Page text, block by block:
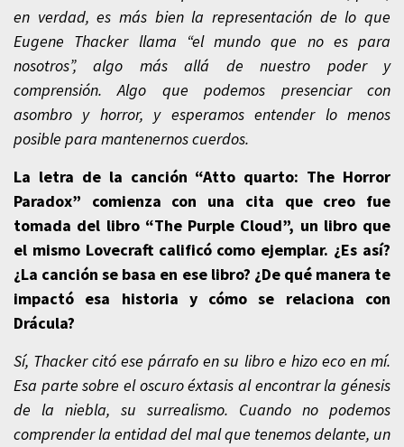
en verdad, es más bien la representación de lo que
Eugene Thacker llama “el mundo que no es para
nosotros”, algo más allá de nuestro poder y
comprensión. Algo que podemos presenciar con
asombro y horror, y esperamos entender lo menos
posible para mantenernos cuerdos.
La letra de la canción “Atto quarto: The Horror
Paradox” comienza con una cita que creo fue
tomada del libro “The Purple Cloud”, un libro que
el mismo Lovecraft calificó como ejemplar. ¿Es así?
¿La canción se basa en ese libro? ¿De qué manera te
impactó esa historia y cómo se relaciona con
Drácula?
Sí, Thacker citó ese párrafo en su libro e hizo eco en mí.
Esa parte sobre el oscuro éxtasis al encontrar la génesis
de la niebla, su surrealismo. Cuando no podemos
comprender la entidad del mal que tenemos delante, un